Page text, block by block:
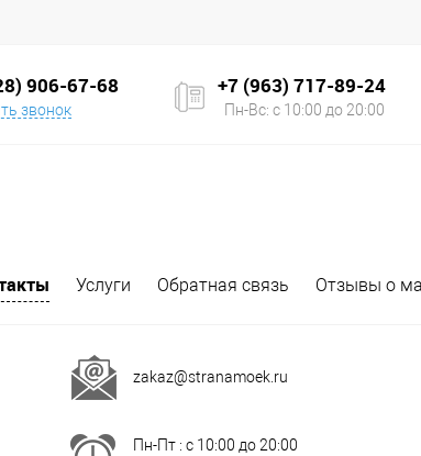
906-67-68
звонок
+7 (963) 717-89-24
Пн-Вс: с 10:00 до 20:00
Услуги Обратная связь Отзывы о
zakaz@stranamoek.ru
Пн-Пт : с 10:00 до 20:00